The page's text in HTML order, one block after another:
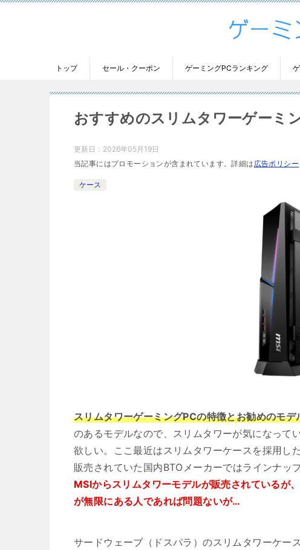
トップ セール・クーポン ゲーミングPCランキング
おすすめのスリムタワーゲーミ
更新日： 2026年05月19日
当記事にはプロモーションが含まれています。詳細は 広告ポリシー
ケース
スリムタワーゲーミングPCの特徴とお勧めのモデ
のあるモデルなので、スリムタワーが気になって
欲しい。ここ最近はスリムタワーケースを採用し
販売されていた国内BTOメーカーではラインナッ
MSIからスリムタワーモデルが販売されているが
が無限にある人であれば問題ないが…
サードウェーブ（ドスパラ）のスリムタワーケー